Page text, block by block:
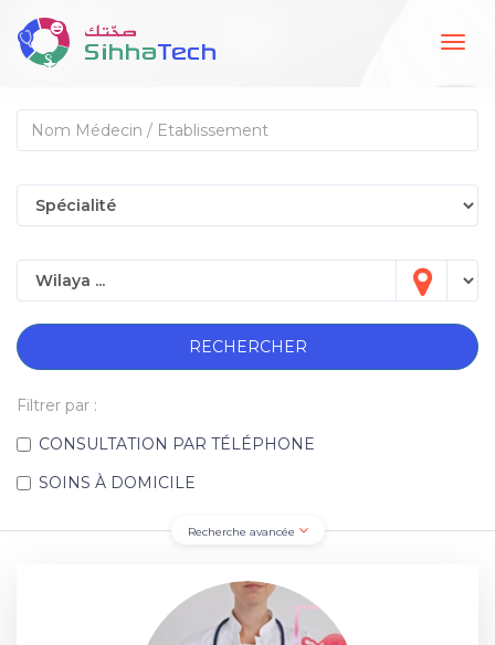
RECHERCHER
Filtrer par :
CONSULTATION PAR TÉLÉPHONE
SOINS À DOMICILE
Recherche avancée